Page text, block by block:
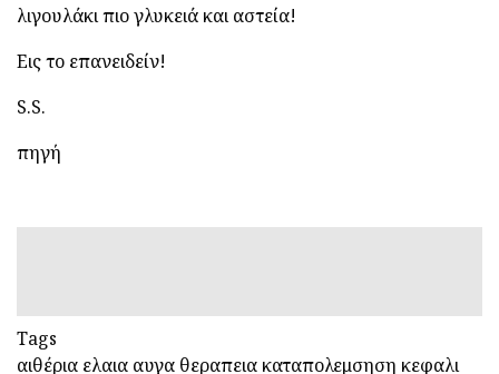
λιγουλάκι πιο γλυκειά και αστεία!
Εις το επανειδείν!
S.S.
πηγή
Tags
αιθέρια ελαια αυγα θεραπεια καταπολεμσηση κεφαλι